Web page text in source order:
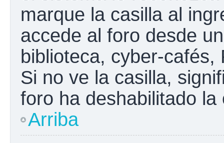
marque la casilla al
accede al foro desde
biblioteca, cyber-
Si no ve la casilla,
foro ha deshabilitado la
Arriba